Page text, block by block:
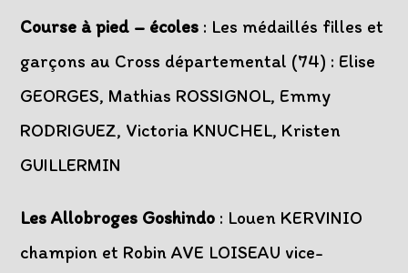
Course à pied – écoles : Les médaillés filles et
garçons au Cross départemental (74) : Elise
GEORGES, Mathias ROSSIGNOL, Emmy
RODRIGUEZ, Victoria KNUCHEL, Kristen
GUILLERMIN
Les Allobroges Goshindo : Louen KERVINIO
champion et Robin AVE LOISEAU vice-